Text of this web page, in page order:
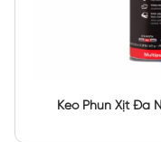
Keo Phun Xịt Đa